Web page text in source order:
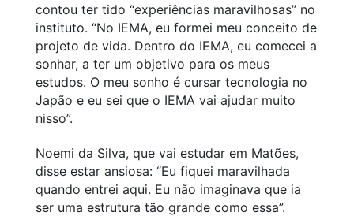
contou ter tido “experiências maravilhosas” no
instituto. “No IEMA, eu formei meu conceito de
projeto de vida. Dentro do IEMA, eu comecei a
sonhar, a ter um objetivo para os meus
estudos. O meu sonho é cursar tecnologia no
Japão e eu sei que o IEMA vai ajudar muito
nisso”.
Noemi da Silva, que vai estudar em Matões,
disse estar ansiosa: “Eu fiquei maravilhada
quando entrei aqui. Eu não imaginava que ia
ser uma estrutura tão grande como essa”.